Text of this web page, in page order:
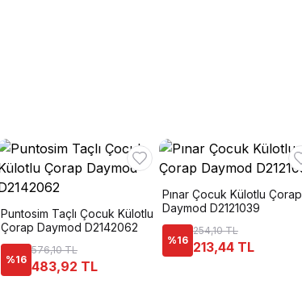
Puntosim Taçlı Çocuk Külotlu
Çorap Daymod D2142062
%16
576,10 TL
483,92 TL
Pınar Çocuk Külotlu Çorap
Daymod D2121039
%16
254,10 TL
213,44 TL